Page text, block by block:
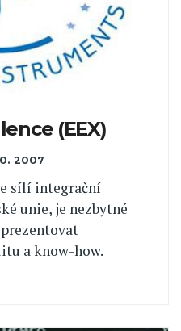
(EEX)
2007
sílí integrační
unie, je nezbytné
a know-how.